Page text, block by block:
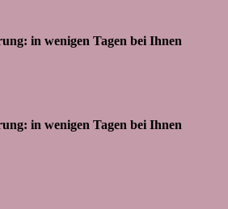
in wenigen Tagen bei Ihnen
in wenigen Tagen bei Ihnen